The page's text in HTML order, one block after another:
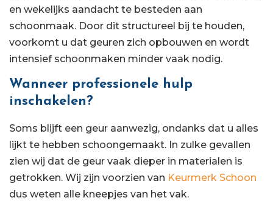
en wekelijks aandacht te besteden aan
schoonmaak. Door dit structureel bij te houden,
voorkomt u dat geuren zich opbouwen en wordt
intensief schoonmaken minder vaak nodig.
Wanneer professionele hulp
inschakelen?
Soms blijft een geur aanwezig, ondanks dat u alles
lijkt te hebben schoongemaakt. In zulke gevallen
zien wij dat de geur vaak dieper in materialen is
getrokken. Wij zijn voorzien van Keurmerk Schoon
dus weten alle kneepjes van het vak.